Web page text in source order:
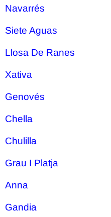
Navarrés
Siete Aguas
Llosa De Ranes
Xativa
Genovés
Chella
Chulilla
Grau I Platja
Anna
Gandia